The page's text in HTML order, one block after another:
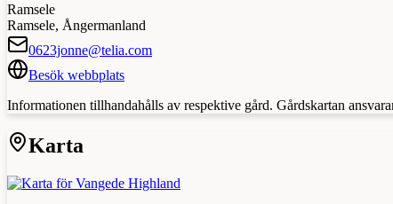
Ramsele
Ramsele, Ångermanland
0623jonne@telia.com
Besök webbplats
Informationen tillhandahålls av respektive gård. Gårdskartan
Karta